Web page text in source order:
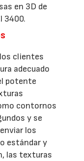
en 3D de
3400.
clientes
adecuado
potente
contornos
y se
los
estándar y
las texturas